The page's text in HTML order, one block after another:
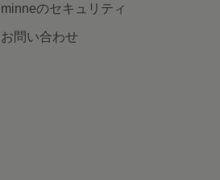
minneのセキュリティ
お問い合わせ